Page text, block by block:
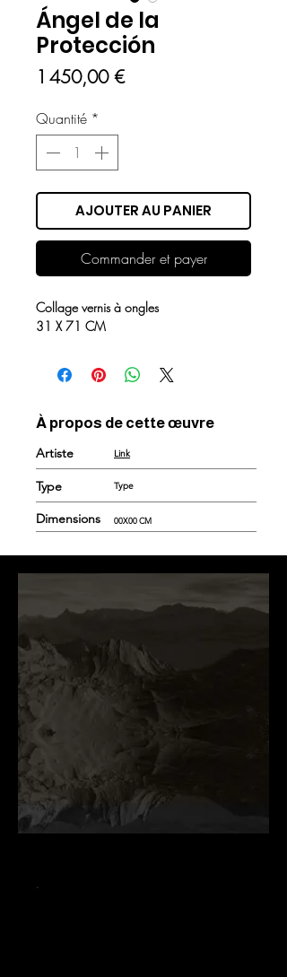
Ángel de la
Protección
1 450,00 €Prix
Quantité *
AJOUTER AU PANIER
Commander et payer
Collage vernis à ongles
31 X 71 CM
À propos de cette œuvre
Artiste Link
Type Type
Dimensions 00X00 CM